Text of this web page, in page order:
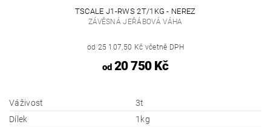
TSCALE J1-RWS 2T/1KG - NEREZ
ZÁVĚSNÁ JEŘÁBOVÁ VÁHA
od 25 107,50 Kč včetně DPH
od20 750 Kč
Váživost
3t
Dílek
1kg